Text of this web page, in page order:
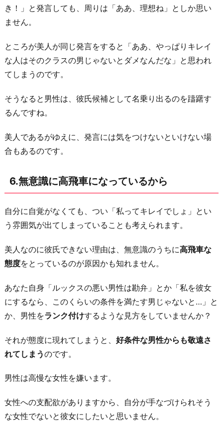
き！」と発言しても、周りは「ああ、理想ね」としか思い
ません。
ところが美人が同じ発言をすると「ああ、やっぱりキレイ
な人はそのクラスの男じゃないとダメなんだな」と思われ
てしまうのです。
そうなると男性は、彼氏候補として名乗り出るのを躊躇す
るんですね。
美人であるがゆえに、発言には気をつけないといけない場
合もあるのです。
6.無意識に高飛車になっているから
自分に自覚がなくても、つい「私ってキレイでしょ」とい
う雰囲気が出てしまっていることも考えられます。
美人なのに彼氏できない理由は、無意識のうちに高飛車な
態度をとっているのが原因かも知れません。
あなた自身「ルックスの悪い男性は勘弁」とか「私を彼女
にするなら、このくらいの条件を満たす男じゃないと…」と
か、男性をランク付けするような見方をしていませんか？
それが態度に現れてしまうと、 好条件な男性からも敬遠さ
れてしまうのです。
男性は高慢な女性を嫌います。
女性への支配欲がありますから、自分が手なづけられそう
な女性でないと彼女にしたいと思いません。